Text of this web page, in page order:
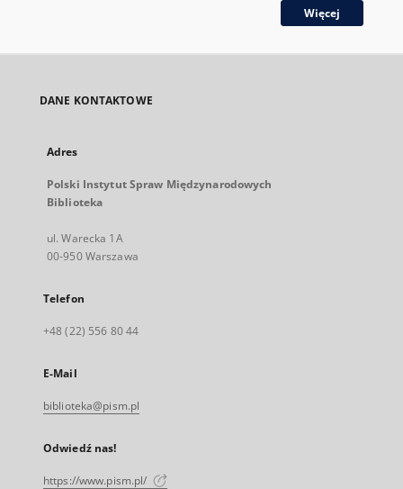
Więcej
DANE KONTAKTOWE
Adres
Polski Instytut Spraw Międzynarodowych
Biblioteka
ul. Warecka 1A
00-950 Warszawa
Telefon
+48 (22) 556 80 44
E-Mail
biblioteka@pism.pl
Odwiedź nas!
https://www.pism.pl/